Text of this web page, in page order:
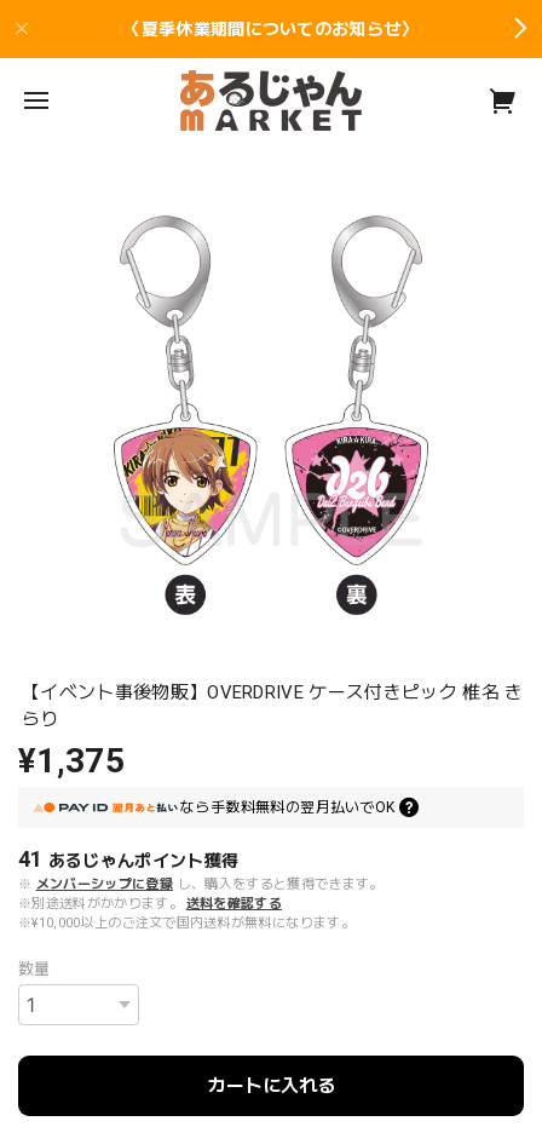
〈夏季休業期間についてのお知らせ〉
【イベント事後物販】OVERDRIVE ケース付きピック 椎名 き
らり
¥1,375
なら 手数料無料の翌月払いでOK
41 あるじゃんポイント獲得
※ メンバーシップに登録 し、購入をすると獲得できます。
※別途送料がかかります。
送料を確認する
※¥10,000以上のご注文で国内送料が無料になります。
数量
カートに入れる